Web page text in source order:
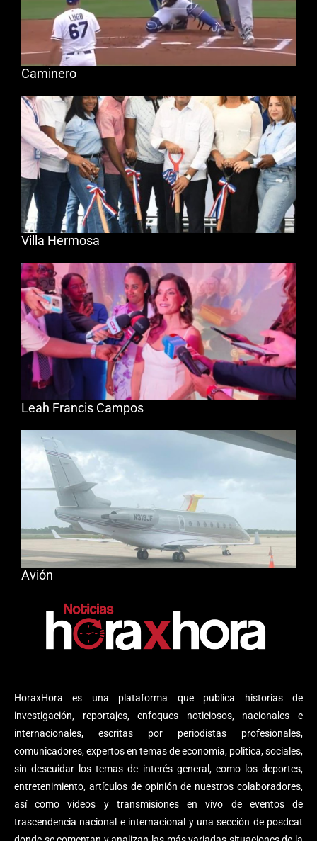
HoraxHora es una plataforma que publica historias de
investigación, reportajes, enfoques noticiosos, nacionales e
internacionales, escritas por periodistas profesionales,
comunicadores, expertos en temas de economía, política, sociales,
sin descuidar los temas de interés general, como los deportes,
entretenimiento, artículos de opinión de nuestros colaboradores,
así como videos y transmisiones en vivo de eventos de
trascendencia nacional e internacional y una sección de posdcat
Caminero
Villa Hermosa
Leah Francis Campos
Avión